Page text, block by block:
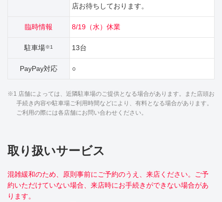
店お待ちしております。
臨時情報 8/19（水）休業
駐車場※1 13台
PayPay対応 ○
※1 店舗によっては、近隣駐車場のご提供となる場合があります。また店頭お
手続き内容や駐車場ご利用時間などにより、有料となる場合があります。
ご利用の際には各店舗にお問い合わせください。
取り扱いサービス
混雑緩和のため、原則事前にご予約のうえ、来店ください。ご予
約いただけていない場合、来店時にお手続きができない場合があ
ります。